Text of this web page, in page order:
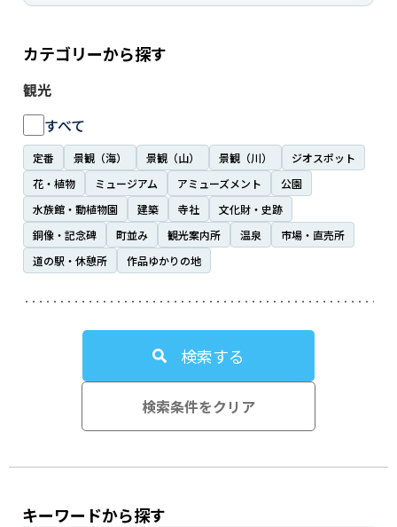
カテゴリーから探す
観光
すべて
定番 景観（海） 景観（山） 景観（川）
ジオスポット
花・植物
ミュージアム アミューズメント
公園
水族館・動植物園
建築 寺社
文化財・史跡
銅像・記念碑
町並み 観光案内所 温泉
市場・直売所
道の駅・休憩所
作品ゆかりの地
検索条件をクリア
検索する
キーワードから探す